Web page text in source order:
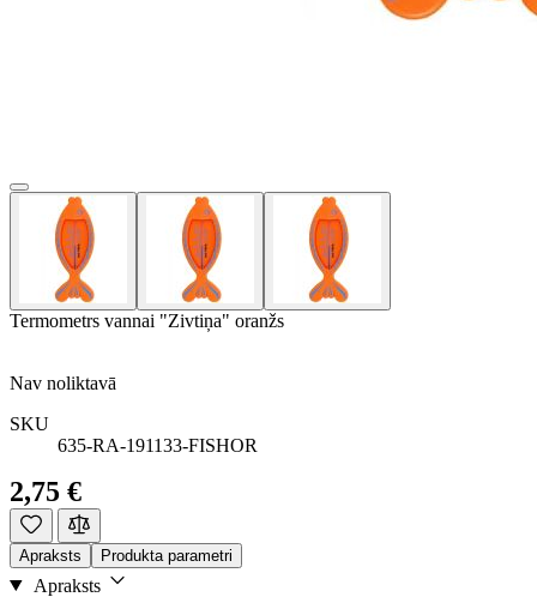
Termometrs vannai "Zivtiņa" oranžs
Nav noliktavā
SKU
635-RA-191133-FISHOR
2,75 €
Apraksts Produkta parametri
Apraksts